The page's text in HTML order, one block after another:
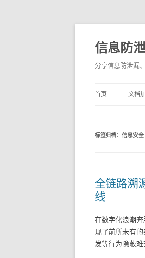
信息防
分享信息防泄漏
首页 文档
标签归档： 信息安全
全链路溯
线
在数字化浪潮
现了前所未有
发等行为隐蔽